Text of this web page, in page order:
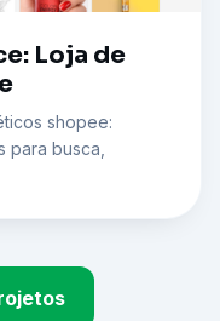
Loja de
shopee:
para busca,